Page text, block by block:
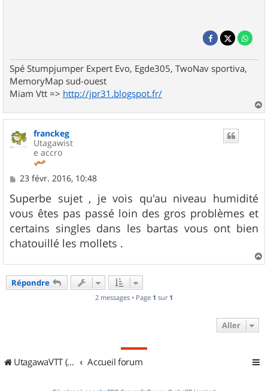
Spé Stumpjumper Expert Evo, Egde305, TwoNav sportiva,
MemoryMap sud-ouest
Miam Vtt => http://jpr31.blogspot.fr/
a
u
franckeg
Utagawist
e accro
M
s
s
a
g
e
23 févr. 2016, 10:48
Superbe sujet , je vois qu'au niveau humidité
vous êtes pas passé loin des gros problèmes et
certains singles dans les bartas vous ont bien
chatouillé les mollets .
a
Répondre
2 messages • Page 1 sur 1
Aller
UtagawaVTT (Randos VTT et VTTAE avec traces GPS) Accueil forum